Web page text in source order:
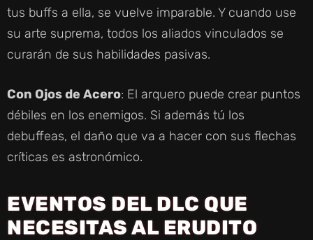
tus buffs a ella, se vuelve imparable. Y cuando use
su arte suprema, todos los aliados vinculados se
curarán de sus habilidades pasivas.
Con Ojos de Acero: El arquero puede crear puntos
débiles en los enemigos. Si además tú los
debuffeas, el daño que va a hacer con sus flechas
críticas es astronómico.
EVENTOS DEL DLC QUE
NECESITAS AL ERUDITO